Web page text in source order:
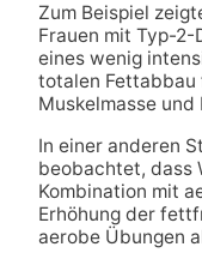
Zum Beispiel
Frauen mit Typ-
eines wenig
totalen
Muskelmasse
In einer anderen
beobachtet, dass
Kombination mit
Erhöhung der
aerobe Übungen